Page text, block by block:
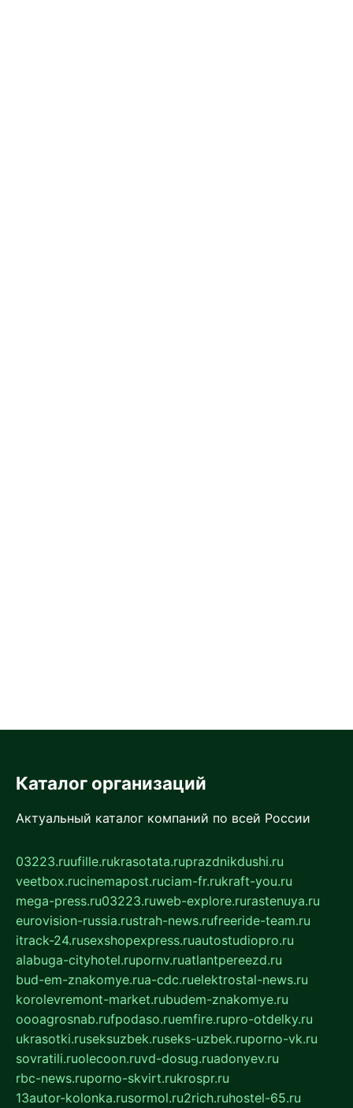
Каталог организаций
Актуальный каталог компаний по всей России
03223.ruufille.rukrasotata.ruprazdnikdushi.ru
veetbox.rucinemapost.ruciam-fr.rukraft-you.ru
mega-press.ru03223.ruweb-explore.rurastenuya.ru
eurovision-russia.rustrah-news.rufreeride-team.ru
itrack-24.rusexshopexpress.ruautostudiopro.ru
alabuga-cityhotel.rupornv.ruatlantpereezd.ru
bud-em-znakomye.rua-cdc.ruelektrostal-news.ru
korolevremont-market.rubudem-znakomye.ru
oooagrosnab.rufpodaso.ruemfire.rupro-otdelky.ru
ukrasotki.ruseksuzbek.ruseks-uzbek.ruporno-vk.ru
sovratili.ruolecoon.ruvd-dosug.ruadonyev.ru
rbc-news.ruporno-skvirt.rukrospr.ru
13autor-kolonka.rusormol.ru2rich.ruhostel-65.ru